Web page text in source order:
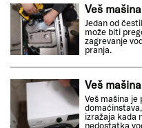
Veš
Jedan od
može biti
zagrevanje
pranja.
Veš
Veš mašina
izražaja kada
nedostatka